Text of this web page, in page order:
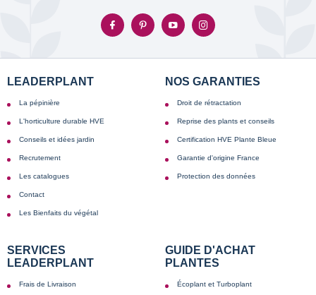
LEADERPLANT
La pépinière
L'horticulture durable HVE
Conseils et idées jardin
Recrutement
Les catalogues
Contact
Les Bienfaits du végétal
NOS GARANTIES
Droit de rétractation
Reprise des plants et conseils
Certification HVE Plante Bleue
Garantie d'origine France
Protection des données
SERVICES
LEADERPLANT
Frais de Livraison
GUIDE D'ACHAT
PLANTES
Écoplant et Turboplant